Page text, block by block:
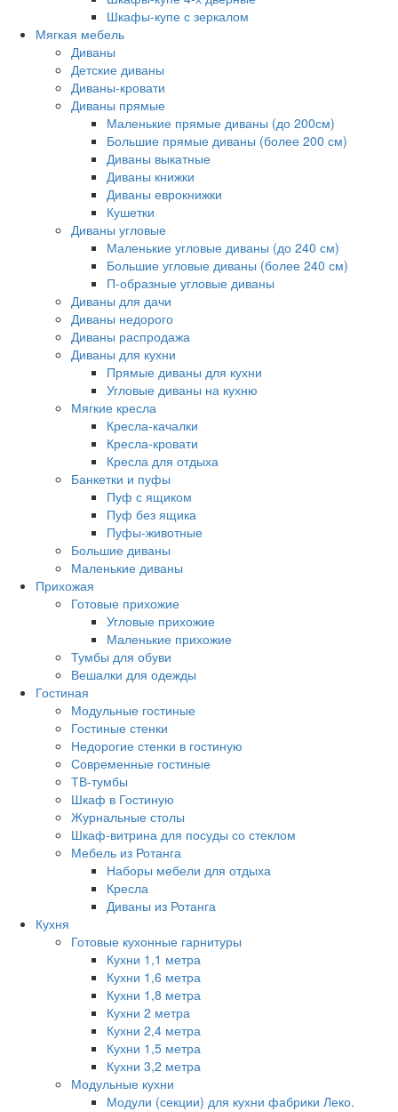
Шкафы-купе с зеркалом
Мягкая мебель
Диваны
Детские диваны
Диваны-кровати
Диваны прямые
Маленькие прямые диваны (до 200см)
Большие прямые диваны (более 200 см)
Диваны выкатные
Диваны книжки
Диваны еврокнижки
Кушетки
Диваны угловые
Маленькие угловые диваны (до 240 см)
Большие угловые диваны (более 240 см)
П-образные угловые диваны
Диваны для дачи
Диваны недорого
Диваны распродажа
Диваны для кухни
Прямые диваны для кухни
Угловые диваны на кухню
Мягкие кресла
Кресла-качалки
Кресла-кровати
Кресла для отдыха
Банкетки и пуфы
Пуф с ящиком
Пуф без ящика
Пуфы-животные
Большие диваны
Маленькие диваны
Прихожая
Готовые прихожие
Угловые прихожие
Маленькие прихожие
Тумбы для обуви
Вешалки для одежды
Гостиная
Модульные гостиные
Гостиные стенки
Недорогие стенки в гостиную
Современные гостиные
ТВ-тумбы
Шкаф в Гостиную
Журнальные столы
Шкаф-витрина для посуды со стеклом
Мебель из Ротанга
Наборы мебели для отдыха
Кресла
Диваны из Ротанга
Кухня
Готовые кухонные гарнитуры
Кухни 1,1 метра
Кухни 1,6 метра
Кухни 1,8 метра
Кухни 2 метра
Кухни 2,4 метра
Кухни 1,5 метра
Кухни 3,2 метра
Модульные кухни
Модули (секции) для кухни фабрики Леко.